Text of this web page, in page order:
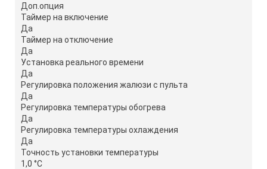
Доп.опция
Таймер на включение
Да
Таймер на отключение
Да
Установка реального времени
Да
Регулировка положения жалюзи с пульта
Да
Регулировка температуры обогрева
Да
Регулировка температуры охлаждения
Да
Точность установки температуры
1,0 °С